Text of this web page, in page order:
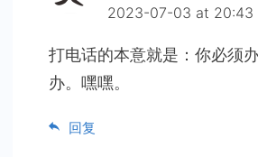
2023-07-03 at 20:43
打电话的本意就是：你必须
办。嘿嘿。
回复